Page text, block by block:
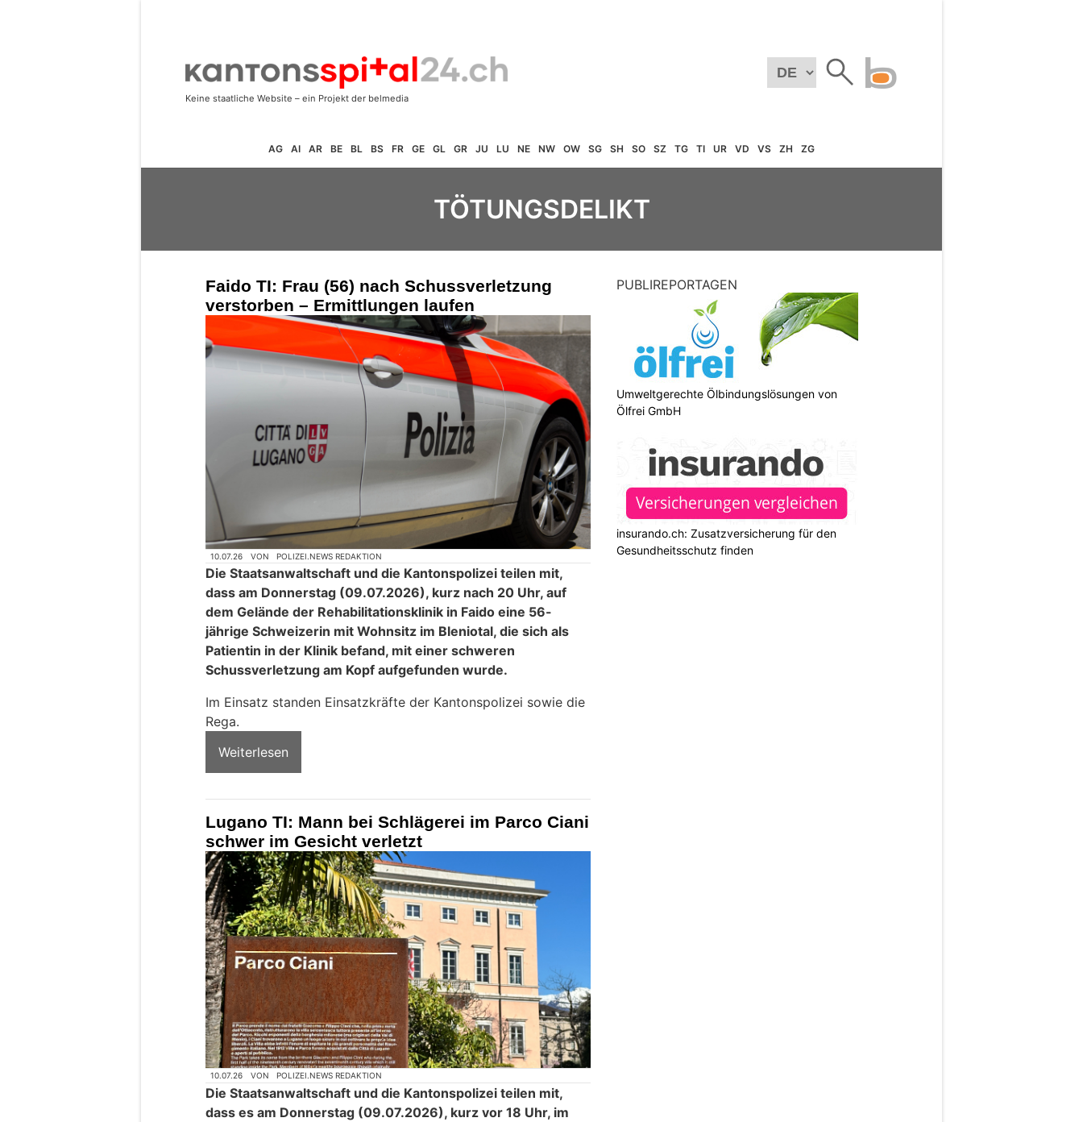
AG AI AR BE BL BS FR GE GL GR JU LU NE NW OW SG SH SO SZ TG TI UR VD VS ZH ZG
TÖTUNGSDELIKT
Faido TI: Frau (56) nach Schussverletzung
verstorben – Ermittlungen laufen
10.07.26 VON POLIZEI.NEWS REDAKTION
Die Staatsanwaltschaft und die Kantonspolizei teilen mit,
dass am Donnerstag (09.07.2026), kurz nach 20 Uhr, auf
dem Gelände der Rehabilitationsklinik in Faido eine 56-
jährige Schweizerin mit Wohnsitz im Bleniotal, die sich als
Patientin in der Klinik befand, mit einer schweren
Schussverletzung am Kopf aufgefunden wurde.
Im Einsatz standen Einsatzkräfte der Kantonspolizei sowie die
Rega.
Weiterlesen
Lugano TI: Mann bei Schlägerei im Parco Ciani
schwer im Gesicht verletzt
10.07.26 VON POLIZEI.NEWS REDAKTION
Die Staatsanwaltschaft und die Kantonspolizei teilen mit,
dass es am Donnerstag (09.07.2026), kurz vor 18 Uhr, im
PUBLIREPORTAGEN
Umweltgerechte Ölbindungslösungen von
Ölfrei GmbH
insurando.ch: Zusatzversicherung für den
Gesundheitsschutz finden